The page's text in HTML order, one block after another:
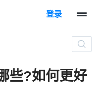
登录
些?如何更好